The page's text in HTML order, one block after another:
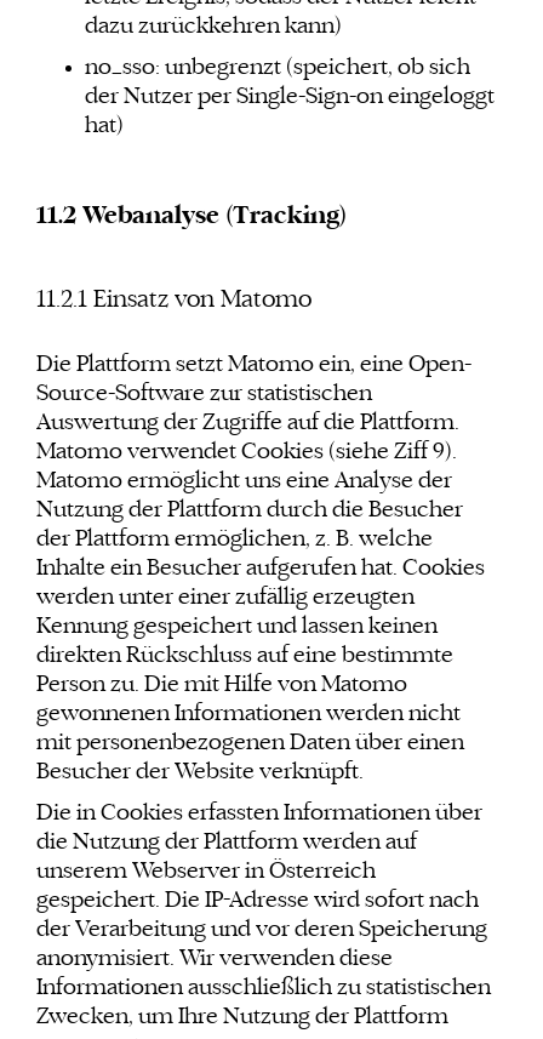
dazu zurückkehren kann)
no_sso: unbegrenzt (speichert, ob sich
der Nutzer per Single-Sign-on eingeloggt
hat)
11.2 Webanalyse (Tracking)
11.2.1 Einsatz von Matomo
Die Plattform setzt Matomo ein, eine Open-
Source-Software zur statistischen
Auswertung der Zugriffe auf die Plattform.
Matomo verwendet Cookies (siehe Ziff 9).
Matomo ermöglicht uns eine Analyse der
Nutzung der Plattform durch die Besucher
der Plattform ermöglichen, z. B. welche
Inhalte ein Besucher aufgerufen hat. Cookies
werden unter einer zufällig erzeugten
Kennung gespeichert und lassen keinen
direkten Rückschluss auf eine bestimmte
Person zu. Die mit Hilfe von Matomo
gewonnenen Informationen werden nicht
mit personenbezogenen Daten über einen
Besucher der Website verknüpft.
Die in Cookies erfassten Informationen über
die Nutzung der Plattform werden auf
unserem Webserver in Österreich
gespeichert. Die IP-Adresse wird sofort nach
der Verarbeitung und vor deren Speicherung
anonymisiert. Wir verwenden diese
Informationen ausschließlich zu statistischen
Zwecken, um Ihre Nutzung der Plattform